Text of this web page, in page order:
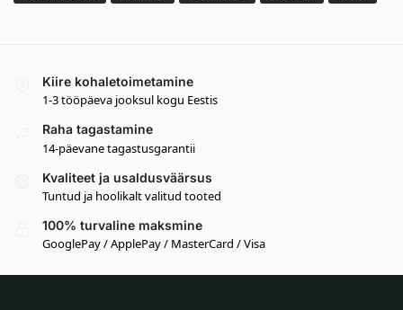
Kiire kohaletoimetamine
1-3 tööpäeva jooksul kogu Eestis
Raha tagastamine
14-päevane tagastusgarantii
Kvaliteet ja usaldusväärsus
Tuntud ja hoolikalt valitud tooted
100% turvaline maksmine
GooglePay / ApplePay / MasterCard / Visa